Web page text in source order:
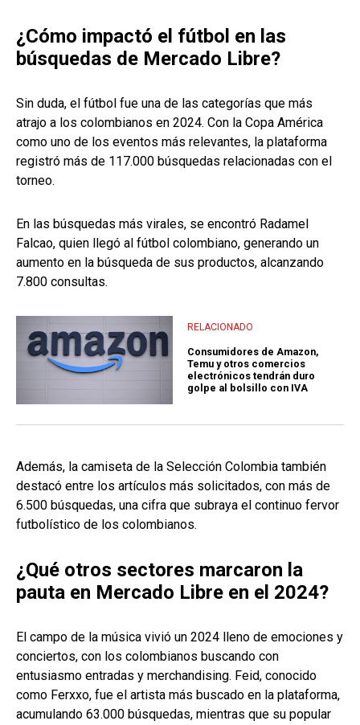
¿Cómo impactó el fútbol en las
búsquedas de Mercado Libre?
Sin duda, el fútbol fue una de las categorías que más
atrajo a los colombianos en 2024. Con la Copa América
como uno de los eventos más relevantes, la plataforma
registró más de 117.000 búsquedas relacionadas con el
torneo.
En las búsquedas más virales, se encontró Radamel
Falcao, quien llegó al fútbol colombiano, generando un
aumento en la búsqueda de sus productos, alcanzando
7.800 consultas.
RELACIONADO
Consumidores de Amazon,
Temu y otros comercios
electrónicos tendrán duro
golpe al bolsillo con IVA
Además, la camiseta de la Selección Colombia también
destacó entre los artículos más solicitados, con más de
6.500 búsquedas, una cifra que subraya el continuo fervor
futbolístico de los colombianos.
¿Qué otros sectores marcaron la
pauta en Mercado Libre en el 2024?
El campo de la música vivió un 2024 lleno de emociones y
conciertos, con los colombianos buscando con
entusiasmo entradas y merchandising. Feid, conocido
como Ferxxo, fue el artista más buscado en la plataforma,
acumulando 63.000 búsquedas, mientras que su popular